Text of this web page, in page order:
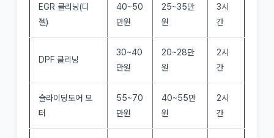
EGR 클리닝(디
젤)
40~50
만원
25~35만
원
3시
간
DPF 클리닝
30~40
만원
20~28만
원
2시
간
슬라이딩도어 모
터
55~70
만원
40~55만
원
2시
간